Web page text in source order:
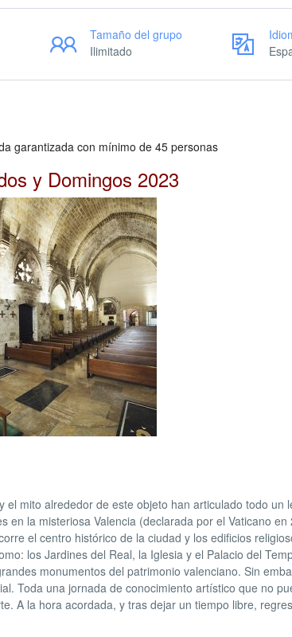
Tamaño del grupo
Ilimitado
mínimo de 45 personas
y Domingos 2023
el mito alrededor de este objeto han articulado todo un
en la misteriosa Valencia (declarada por el Vaticano
el centro histórico de la ciudad y los edificios
los Jardines del Real, la Iglesia y el Palacio del
monumentos del patrimonio valenciano. Sin
Toda una jornada de conocimiento artístico que no
A la hora acordada, y tras dejar un tiempo libre,